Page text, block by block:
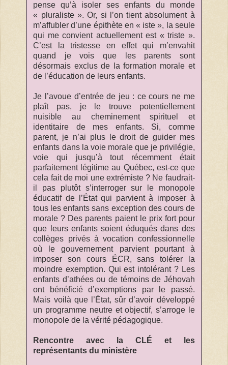
pense qu’à isoler ses enfants du monde
« pluraliste ». Or, si l’on tient absolument à
m’affubler d’une épithète en « iste », la seule
qui me convient actuellement est « triste ».
C’est la tristesse en effet qui m’envahit
quand je vois que les parents sont
désormais exclus de la formation morale et
de l’éducation de leurs enfants.
Je l’avoue d’entrée de jeu : ce cours ne me
plaît pas, je le trouve potentiellement
nuisible au cheminement spirituel et
identitaire de mes enfants. Si, comme
parent, je n’ai plus le droit de guider mes
enfants dans la voie morale que je privilégie,
voie qui jusqu’à tout récemment était
parfaitement légitime au Québec, est-ce que
cela fait de moi une extrémiste ? Ne faudrait-
il pas plutôt s’interroger sur le monopole
éducatif de l’État qui parvient à imposer à
tous les enfants sans exception des cours de
morale ? Des parents paient le prix fort pour
que leurs enfants soient éduqués dans des
collèges privés à vocation confessionnelle
où le gouvernement parvient pourtant à
imposer son cours ÉCR, sans tolérer la
moindre exemption. Qui est intolérant ? Les
enfants d’athées ou de témoins de Jéhovah
ont bénéficié d’exemptions par le passé.
Mais voilà que l’État, sûr d’avoir développé
un programme neutre et objectif, s’arroge le
monopole de la vérité pédagogique.
Rencontre avec la CLÉ et les
représentants du ministère